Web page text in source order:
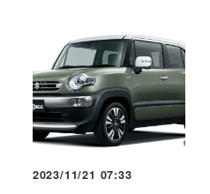
2023/11/21 07:33